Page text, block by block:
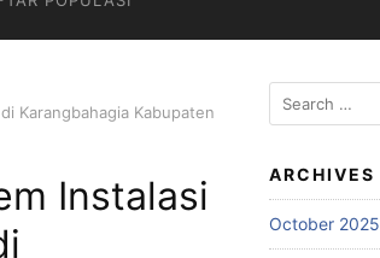
Karangbahagia Kabupaten
Instalasi
Search
for:
ARCHIVES
October 2025